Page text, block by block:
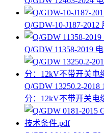
Q/GDW-10-J187-
Q/GDW 11358-2019
Q/GDW 13250.2-
分：12kV不带开关电